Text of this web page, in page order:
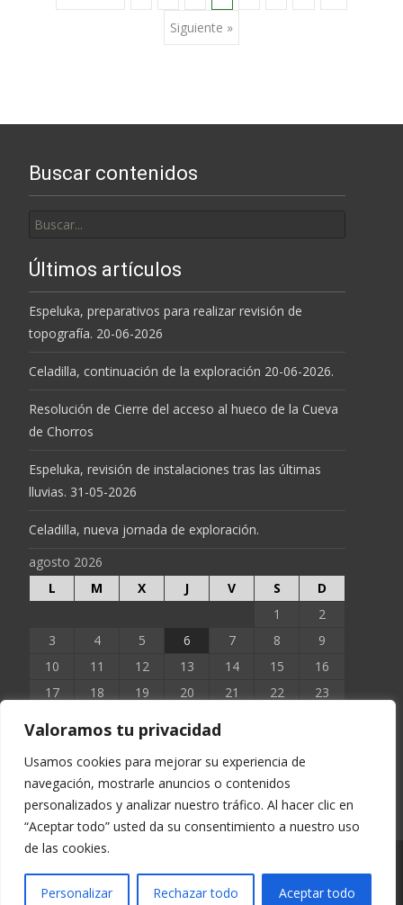
Valoramos tu privacidad
Usamos cookies para mejorar su experiencia de
navegación, mostrarle anuncios o contenidos
personalizados y analizar nuestro tráfico. Al hacer clic en
“Aceptar todo” usted da su consentimiento a nuestro uso
de las cookies.
Personalizar Rechazar todo Aceptar todo
las
entradas
Siguiente »
Buscar contenidos
por:
Últimos artículos
Espeluka, preparativos para realizar revisión de
topografía. 20-06-2026
Celadilla, continuación de la exploración 20-06-2026.
Resolución de Cierre del acceso al hueco de la Cueva
de Chorros
Espeluka, revisión de instalaciones tras las últimas
lluvias. 31-05-2026
Celadilla, nueva jornada de exploración.
agosto 2026
L
M X J V S
D
1
2
3
4 5 6 7 8
9
10
11 12 13 14 15
16
17
18 19 20 21 22
23
« Jun
Copyright © EXTOPOCIEN 2023
Funciona con WordPress, temai-excelpor TemplatesNext.